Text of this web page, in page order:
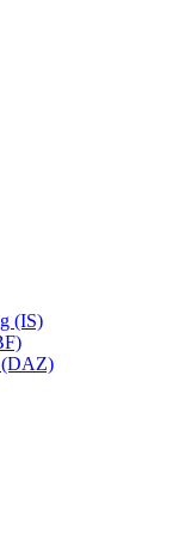
(IS)
(DAZ)